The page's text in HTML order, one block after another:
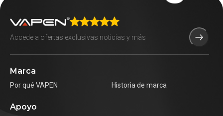
Marca
Por qué VAPEN Historia de marca
Apoyo